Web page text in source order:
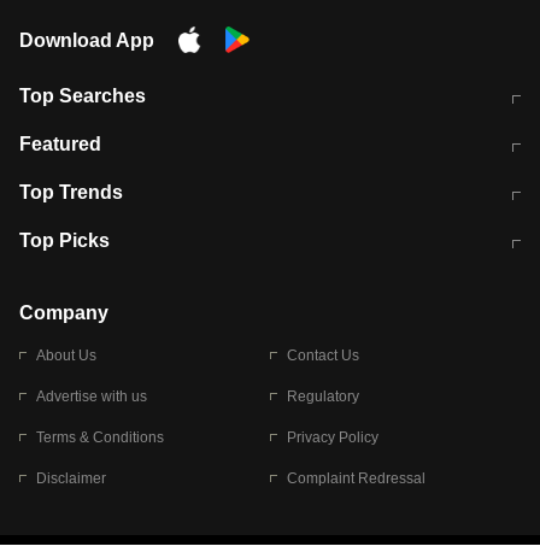
Download App
Top Searches
मुंबई में लगे 'जेन जी' के पोस्टर, लिखा- 'मैं
Featured
10 अगस्त को विधानसभा का घेराव करेंगे
Top Trends
RBI का नया नियम: अब बैंकों को अपनी सभी
Top Picks
बारिश की चेतावनी
Company
About Us Contact Us
Advertise with us Regulatory
Terms & Conditions Privacy Policy
Disclaimer Complaint Redressal